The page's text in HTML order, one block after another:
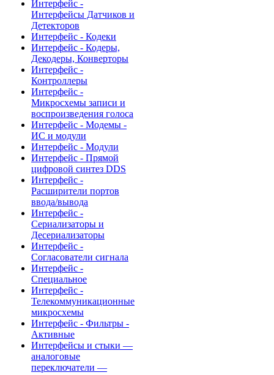
Интерфейс -
Интерфейсы Датчиков и
Детекторов
Интерфейс - Кодеки
Интерфейс - Кодеры,
Декодеры, Конверторы
Интерфейс -
Контроллеры
Интерфейс -
Микросхемы записи и
воспроизведения голоса
Интерфейс - Модемы -
ИС и модули
Интерфейс - Модули
Интерфейс - Прямой
цифровой синтез DDS
Интерфейс -
Расширители портов
ввода/вывода
Интерфейс -
Сериализаторы и
Десериализаторы
Интерфейс -
Согласователи сигнала
Интерфейс -
Специальное
Интерфейс -
Телекоммуникационные
микросхемы
Интерфейс - Фильтры -
Активные
Интерфейсы и стыки —
аналоговые
переключатели —